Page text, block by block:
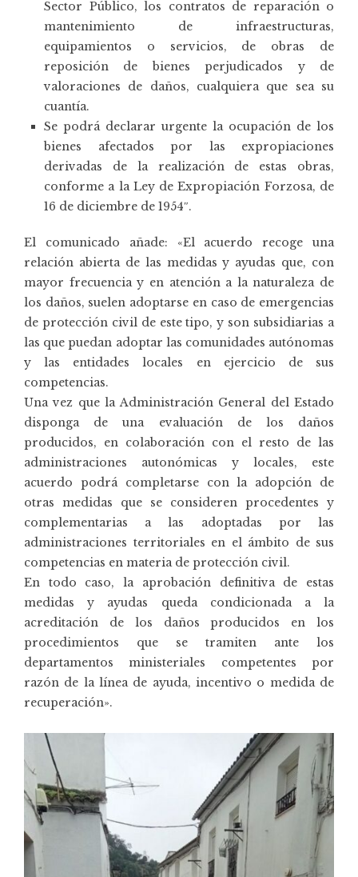
Sector Público, los contratos de reparación o
mantenimiento de infraestructuras,
equipamientos o servicios, de obras de
reposición de bienes perjudicados y de
valoraciones de daños, cualquiera que sea su
cuantía.
Se podrá declarar urgente la ocupación de los
bienes afectados por las expropiaciones
derivadas de la realización de estas obras,
conforme a la Ley de Expropiación Forzosa, de
16 de diciembre de 1954″.
El comunicado añade: «El acuerdo recoge una
relación abierta de las medidas y ayudas que, con
mayor frecuencia y en atención a la naturaleza de
los daños, suelen adoptarse en caso de emergencias
de protección civil de este tipo, y son subsidiarias a
las que puedan adoptar las comunidades autónomas
y las entidades locales en ejercicio de sus
competencias.
Una vez que la Administración General del Estado
disponga de una evaluación de los daños
producidos, en colaboración con el resto de las
administraciones autonómicas y locales, este
acuerdo podrá completarse con la adopción de
otras medidas que se consideren procedentes y
complementarias a las adoptadas por las
administraciones territoriales en el ámbito de sus
competencias en materia de protección civil.
En todo caso, la aprobación definitiva de estas
medidas y ayudas queda condicionada a la
acreditación de los daños producidos en los
procedimientos que se tramiten ante los
departamentos ministeriales competentes por
razón de la línea de ayuda, incentivo o medida de
recuperación».